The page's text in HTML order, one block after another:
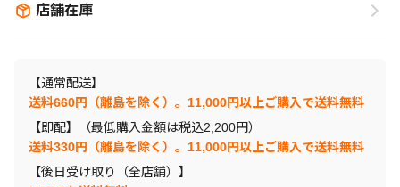
店舗在庫
【通常配送】
送料660円（離島を除く）。11,000円以上ご購入で送料無料
【即配】（最低購入金額は税込2,200円）
送料330円（離島を除く）。11,000円以上ご購入で送料無料
【後日受け取り（全店舗）】